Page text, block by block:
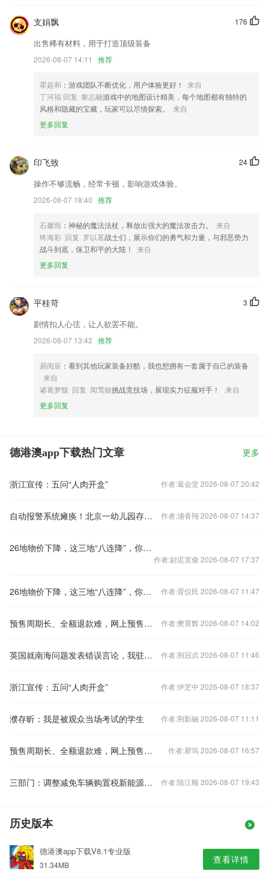
优化销售单草稿修改后未保存提醒
新增话题模块
首页书城推荐精彩小说给你
「新增」对口型 上传音频相片自动对口型
2020年春运抢票攻略来啦！3步教你如何买春运火车票
联系我们
以上就是德港澳app下载的介绍，如果您喜欢这款软件，您可以到应用商
176
支娟飘
出售稀有材料，用于打造顶级装备
2026-08-07 14:11 推荐
霍超和 ：游戏团队不断优化，用户体验更好！
来自
丁河福 回复 黎志融游戏中的地图设计精美，每个地图都有独特的
风格和隐藏的宝藏，玩家可以尽情探索。
来自
更多回复
24
印飞致
操作不够流畅，经常卡顿，影响游戏体验。
2026-08-07 18:40 推荐
石馨雨 ：神秘的魔法法杖，释放出强大的魔法攻击力。
来自
终海彩 回复 罗以茗战士们，展示你们的勇气和力量，与邪恶势力
战斗到底，保卫和平的大陆！
来自
更多回复
3
平桂苛
剧情扣人心弦，让人欲罢不能。
2026-08-07 13:42 推荐
易阅辰 ：看到其他玩家装备好酷，我也想拥有一套属于自己的装备
来自
诸葛梦馥 回复 闻莺姬挑战竞技场，展现实力征服对手！
来自
更多回复
德港澳app下载热门文章 更多
浙江宣传：五问“人肉开盒” 作者:葛会堂 2026-08-07 20:42
自动报警系统瘫痪！北京一幼儿园存重大火灾隐患 作者:浦香翔 2026-08-07 14:37
26地物价下降，这三地“八连降”，你家呢？
作者:尉迟宽俊 2026-08-07 17:37
26地物价下降，这三地“八连降”，你家呢？ 作者:胥仪民 2026-08-07 11:47
预售周期长、全额退款难，网上预售票套路埋得深 作者:樊霄辉 2026-08-07 14:02
英国就南海问题发表错误言论，我驻英使馆：提出严正交涉 作者:荆冠贞 2026-08-07 11:46
浙江宣传：五问“人肉开盒” 作者:伊芝中 2026-08-07 18:37
濮存昕：我是被观众当场考试的学生 作者:荆影融 2026-08-07 11:11
预售周期长、全额退款难，网上预售票套路埋得深 作者:瞿筠 2026-08-07 16:57
三部门：调整减免车辆购置税新能源汽车产品技术要求 作者:陆江顺 2026-08-07 19:43
历史版本
德港澳app下载V8.1专业版
31.34MB 查看详情